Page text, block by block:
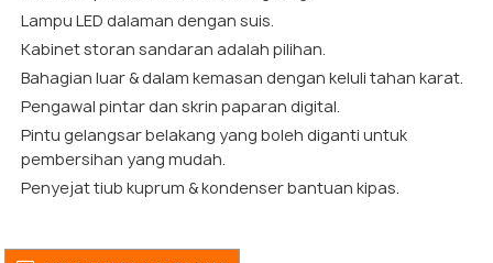
Lampu LED dalaman dengan suis.
Kabinet storan sandaran adalah pilihan.
Bahagian luar & dalam kemasan dengan keluli tahan karat.
Pengawal pintar dan skrin paparan digital.
Pintu gelangsar belakang yang boleh diganti untuk
pembersihan yang mudah.
Penyejat tiub kuprum & kondenser bantuan kipas.